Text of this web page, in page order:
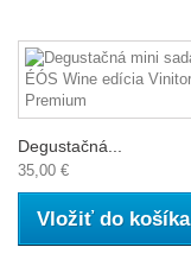
Degustačná...
35,00 €
Vložiť do košíka